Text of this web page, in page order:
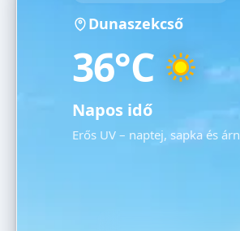
Dunaszekcső
36°C
Napos idő
Erős UV – naptej, sapka és